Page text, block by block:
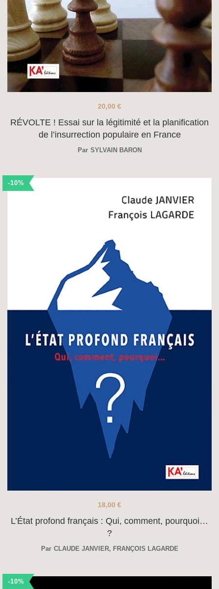
RÉVOLTE ! Essai sur la légitimité et la planification
de l’insurrection populaire en France
20,00 €
Par SYLVAIN BARON
-10%
L’État profond français : Qui, comment, pourquoi…
?
18,00 €
Par CLAUDE JANVIER, FRANÇOIS LAGARDE
-10%